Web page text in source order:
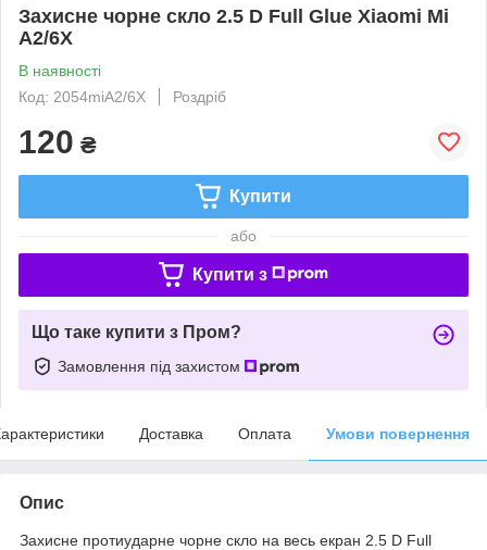
Захисне чорне скло 2.5 D Full Glue Xiaomi Mi
A2/6X
В наявності
Код: 2054miA2/6X
Роздріб
120 ₴
Купити
або
Купити з
Що таке купити з Пром?
Замовлення під захистом
Доставка Оплата Умови повернення
Опис
Захисне протиударне чорне скло на весь екран 2.5 D Full